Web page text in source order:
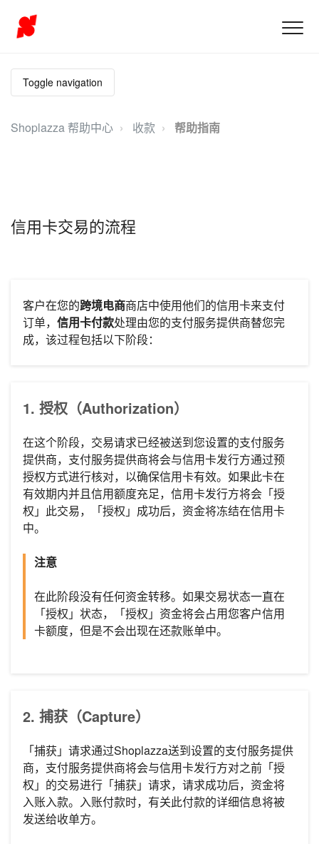
Toggle navigation
Shoplazza 帮助中心 收款 帮助指南
信用卡交易的流程
客户在您的跨境电商商店中使用他们的信用卡来支付
订单， 信用卡付款处理由您的支付服务提供商替您完
成，该过程包括以下阶段：
1. 授权（Authorization）
在这个阶段，交易请求已经被送到您设置的支付服务
提供商，支付服务提供商将会与信用卡发行方通过预
授权方式进行核对，以确保信用卡有效。如果此卡在
有效期内并且信用额度充足，信用卡发行方将会「授
权」此交易，「授权」成功后，资金将冻结在信用卡
中。
注意
在此阶段没有任何资金转移。如果交易状态一直在
「授权」状态，「授权」资金将会占用您客户信用
卡额度，但是不会出现在还款账单中。
2. 捕获（Capture）
「捕获」请求通过Shoplazza送到设置的支付服务提供
商，支付服务提供商将会与信用卡发行方对之前「授
权」的交易进行「捕获」请求，请求成功后，资金将
入账入款。入账付款时，有关此付款的详细信息将被
发送给收单方。